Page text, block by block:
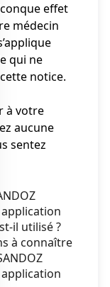
effet
médecin
qui ne
notice.
à votre
aucune
sentez
application
il utilisé ?
à connaître
application